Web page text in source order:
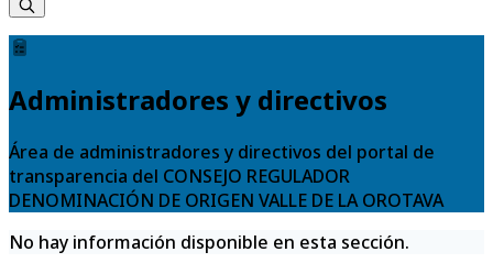
Administradores y directivos
Área de administradores y directivos del portal de
transparencia del CONSEJO REGULADOR
DENOMINACIÓN DE ORIGEN VALLE DE LA OROTAVA
No hay información disponible en esta sección.